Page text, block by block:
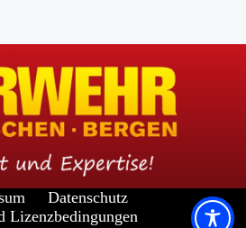
Datenschutz
Lizenzbedingungen